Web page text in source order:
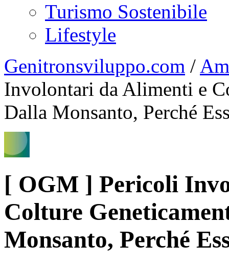
Turismo Sostenibile
Lifestyle
Genitronsviluppo.com /
Involontari da Alimenti e
Dalla Monsanto, Perché
[ OGM ] Pericoli
Colture
Monsanto, Perché